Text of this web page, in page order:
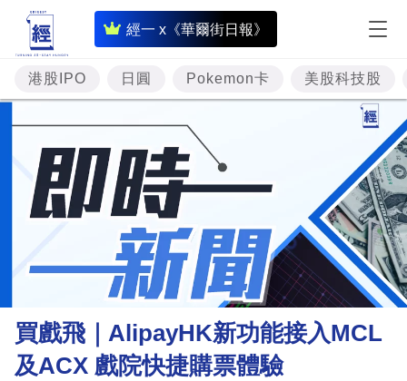
經一 x《華爾街日報》
即
時
財
經
專
題
投
資
樓
市
財
商
港股IPO 日圓 Pokemon卡 美股科技股
買戲飛｜AlipayHK新功能接入MCL
及ACX 戲院快捷購票體驗